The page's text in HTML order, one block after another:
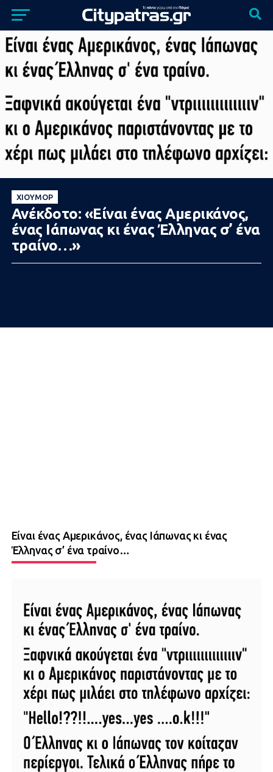
ΧΙΟΎΜΟΡ
Ανέκδοτο: «Είναι ένας Αμερικάνος,
ένας Ιάπωνας κι ένας Έλληνας σ’ ένα
τραίνο…»
Είναι ένας Αμερικάνος, ένας Ιάπωνας κι ένας
Έλληνας σ’ ένα τραίνο…